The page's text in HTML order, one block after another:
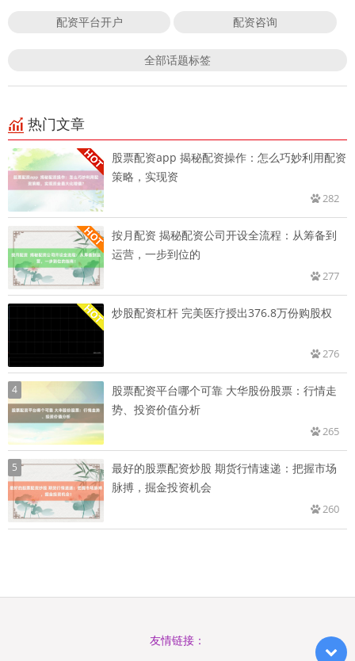
配资平台开户 配资咨询
全部话题标签
热门文章
股票配资app 揭秘配资操作：怎么巧妙利用配资
策略，实现资
282
按月配资 揭秘配资公司开设全流程：从筹备到
运营，一步到位的
277
炒股配资杠杆 完美医疗授出376.8万份购股权
276
4
股票配资平台哪个可靠 大华股份股票：行情走
势、投资价值分析
265
5
最好的股票配资炒股 期货行情速递：把握市场
脉搏，掘金投资机会
260
友情链接：